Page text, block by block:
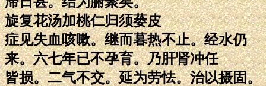
旋复花汤加桃仁归须蒌皮
症见失血咳嗽。继而暮热不止。经水仍
来。六七年已不孕育。乃肝肾冲任
皆损。二气不交。延为劳怯。治以摄固。